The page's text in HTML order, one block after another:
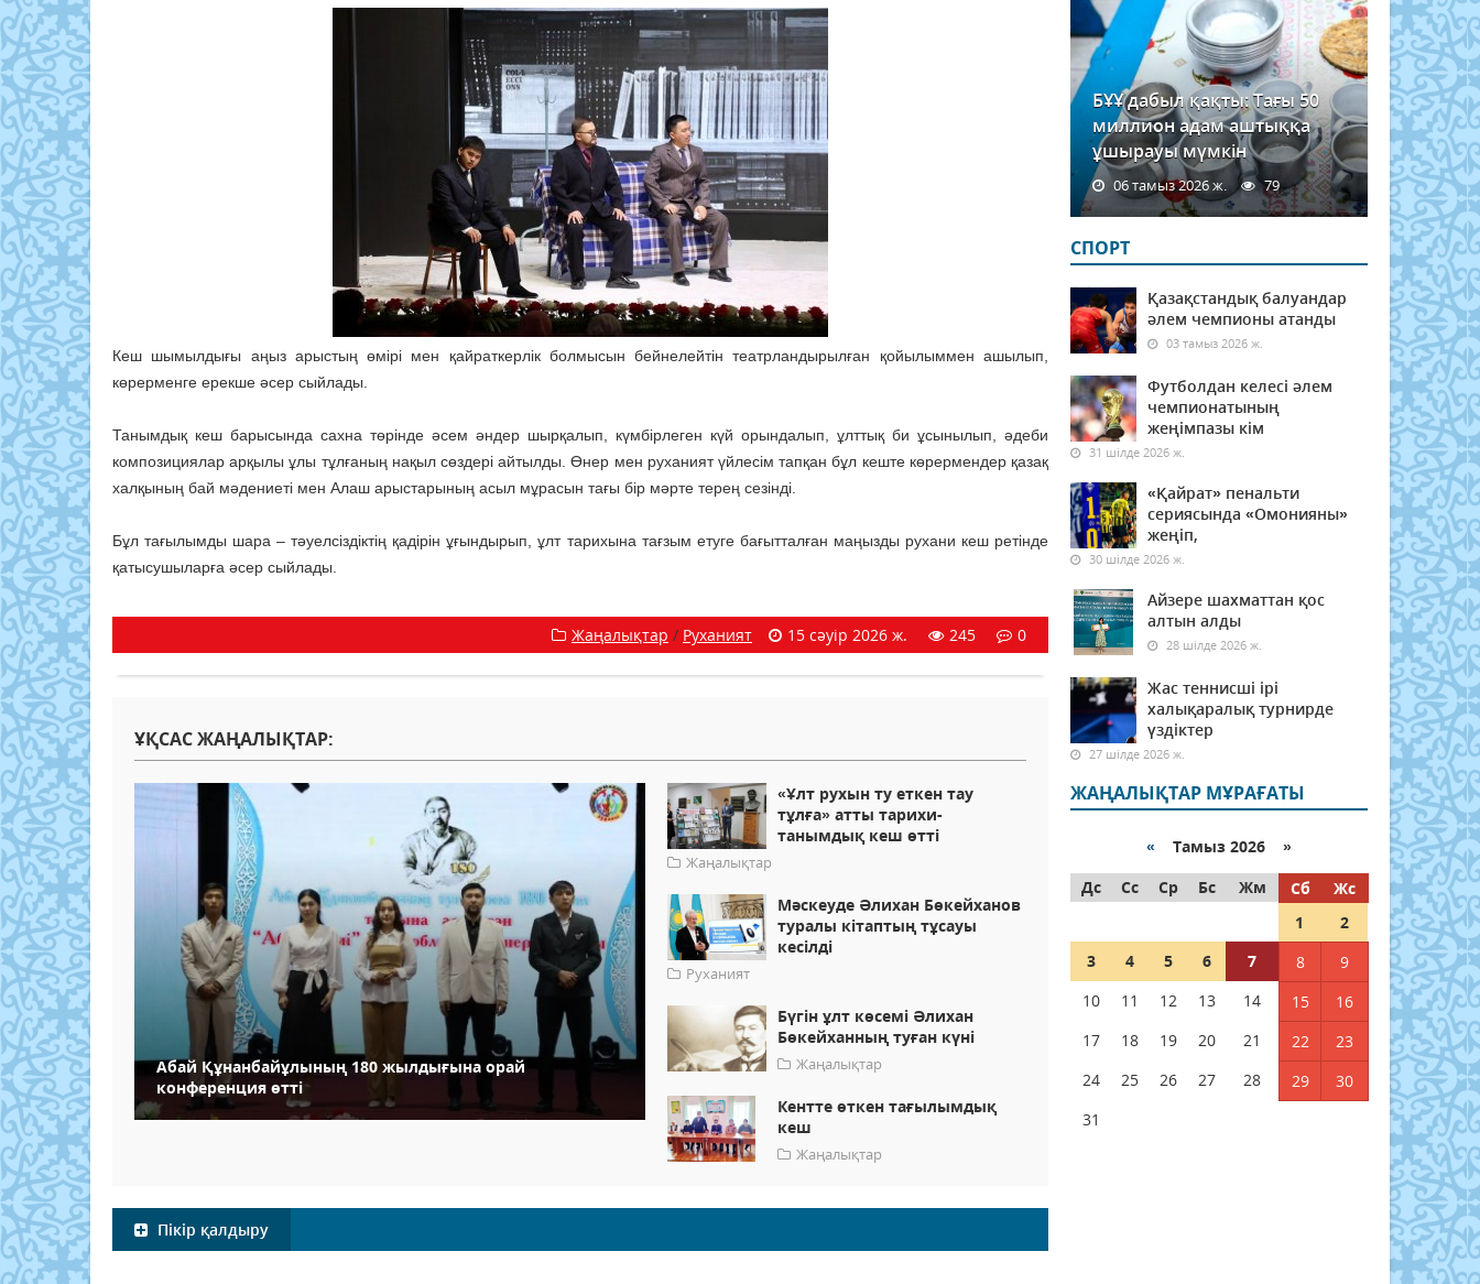
Кеш шымылдығы аңыз арыстың өмірі мен қайраткерлік болмысын бейнелейтін театрландырылған қойылыммен ашылып,
көрерменге ерекше әсер сыйлады.
Танымдық кеш барысында сахна төрінде әсем әндер шырқалып, күмбірлеген күй орындалып, ұлттық би ұсынылып, әдеби
композициялар арқылы ұлы тұлғаның нақыл сөздері айтылды. Өнер мен руханият үйлесім тапқан бұл кеште көрермендер қазақ
халқының бай мәдениеті мен Алаш арыстарының асыл мұрасын тағы бір мәрте терең сезінді.
Бұл тағылымды шара – тәуелсіздіктің қадірін ұғындырып, ұлт тарихына тағзым етуге бағытталған маңызды рухани кеш ретінде
қатысушыларға әсер сыйлады.
Жаңалықтар / Руханият 15 сәуір 2026 ж. 245 0
ҰҚСАС ЖАҢАЛЫҚТАР:
Абай Құнанбайұлының 180 жылдығына орай
конференция өтті
«Ұлт рухын ту еткен тау
тұлға» атты тарихи-
танымдық кеш өтті
Жаңалықтар
Мәскеуде Әлихан Бөкейханов
туралы кітаптың тұсауы
кесілді
Руханият
Бүгін ұлт көсемі Әлихан
Бөкейханның туған күні
Жаңалықтар
Кентте өткен тағылымдық
кеш
Жаңалықтар
Пікір қалдыру
БҰҰ дабыл қақты: Тағы 50
миллион адам аштыққа
ұшырауы мүмкін
06 тамыз 2026 ж. 79
СПОРТ
Қазақстандық балуандар
әлем чемпионы атанды
03 тамыз 2026 ж.
Футболдан келесі әлем
чемпионатының
жеңімпазы кім
31 шілде 2026 ж.
«Қайрат» пенальти
сериясында «Омонияны»
жеңіп,
30 шілде 2026 ж.
Айзере шахматтан қос
алтын алды
28 шілде 2026 ж.
Жас теннисші ірі
халықаралық турнирде
үздіктер
27 шілде 2026 ж.
ЖАҢАЛЫҚТАР МҰРАҒАТЫ
« Тамыз 2026 »
Дс
Сс Ср Бс Жм Сб
Жс
1
2
3
4 5 6 7 8
9
10
11 12 13 14 15
16
17
18 19 20 21 22
23
24
25 26 27 28 29
30
31